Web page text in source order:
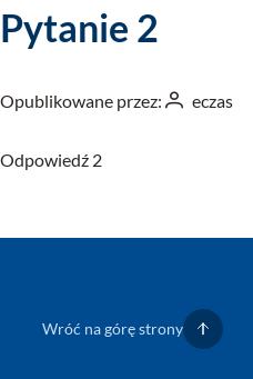
Pytanie 2
Opublikowane przez: eczas
Odpowiedź 2
Wróć na górę strony